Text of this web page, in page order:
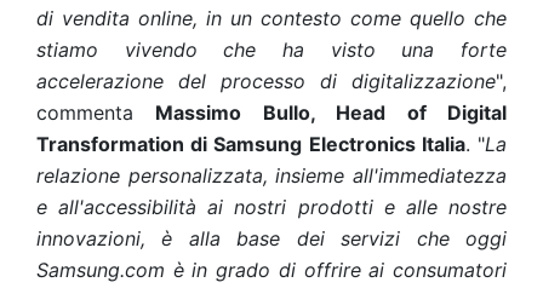
di vendita online, in un contesto come quello che
stiamo vivendo che ha visto una forte
accelerazione del processo di digitalizzazione",
commenta Massimo Bullo, Head of Digital
Transformation di Samsung Electronics Italia. "La
relazione personalizzata, insieme all'immediatezza
e all'accessibilità ai nostri prodotti e alle nostre
innovazioni, è alla base dei servizi che oggi
Samsung.com è in grado di offrire ai consumatori